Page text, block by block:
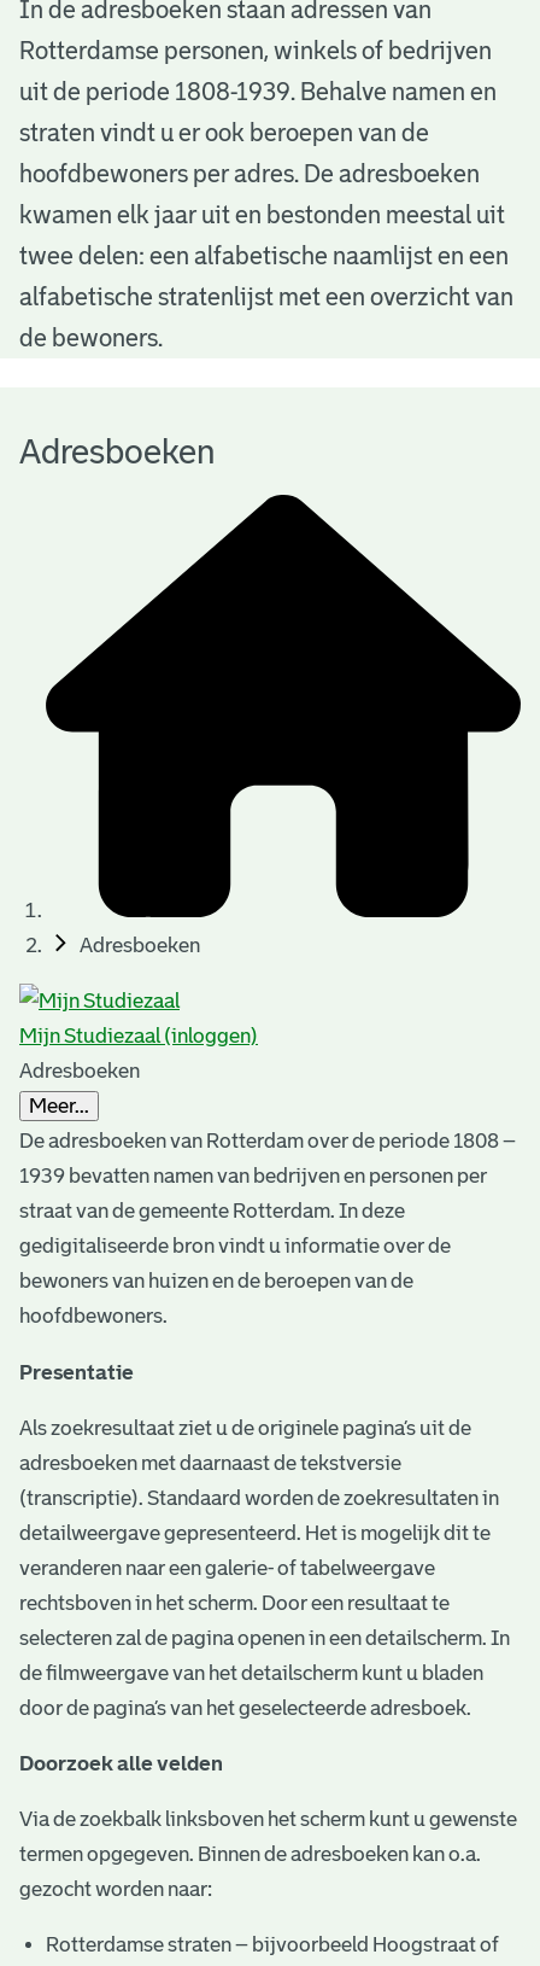
A
d
e
b
o
e
e
In de adresboeken staan adressen van
Rotterdamse personen, winkels of bedrijven
uit de periode 1808-1939. Behalve namen en
straten vindt u er ook beroepen van de
hoofdbewoners per adres. De adresboeken
kwamen elk jaar uit en bestonden meestal uit
twee delen: een alfabetische naamlijst en een
alfabetische stratenlijst met een overzicht van
de bewoners.
Adresboeken
Adresboeken
Mijn Studiezaal (inloggen)
Adresboeken
Meer...
De adresboeken van Rotterdam over de periode 1808 –
1939 bevatten namen van bedrijven en personen per
straat van de gemeente Rotterdam. In deze
gedigitaliseerde bron vindt u informatie over de
bewoners van huizen en de beroepen van de
hoofdbewoners.
Presentatie
Als zoekresultaat ziet u de originele pagina’s uit de
adresboeken met daarnaast de tekstversie
(transcriptie). Standaard worden de zoekresultaten in
detailweergave gepresenteerd. Het is mogelijk dit te
veranderen naar een galerie- of tabelweergave
rechtsboven in het scherm. Door een resultaat te
selecteren zal de pagina openen in een detailscherm. In
de filmweergave van het detailscherm kunt u bladen
door de pagina’s van het geselecteerde adresboek.
Doorzoek alle velden
Via de zoekbalk linksboven het scherm kunt u gewenste
termen opgegeven. Binnen de adresboeken kan o.a.
gezocht worden naar:
Rotterdamse straten – bijvoorbeeld Hoogstraat of